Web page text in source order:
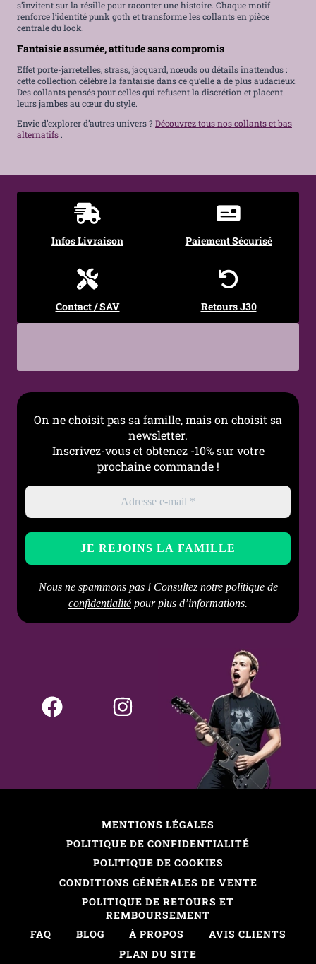
s’invitent sur la résille pour raconter une histoire. Chaque motif
renforce l’identité punk goth et transforme les collants en pièce
centrale du look.
Fantaisie assumée, attitude sans compromis
Effet porte-jarretelles, strass, jacquard, nœuds ou détails inattendus :
cette collection célèbre la fantaisie dans ce qu’elle a de plus audacieux.
Des collants pensés pour celles qui refusent la discrétion et placent
leurs jambes au cœur du style.
Envie d’explorer d’autres univers ?Découvrez tous nos collants et bas
alternatifs .
Infos Livraison Paiement Sécurisé
Contact / SAV Retours J30
On ne choisit pas sa famille, mais on choisit sa
newsletter.
Inscrivez-vous et obtenez -10% sur votre
prochaine commande !
Nous ne spammons pas ! Consultez notre politique de
confidentialitépour plus d’informations.
MENTIONS LÉGALES
POLITIQUE DE CONFIDENTIALITÉ
POLITIQUE DE COOKIES
CONDITIONS GÉNÉRALES DE VENTE
POLITIQUE DE RETOURS ET
REMBOURSEMENT
FAQ
BLOG À PROPOS
AVIS CLIENTS
PLAN DU SITE